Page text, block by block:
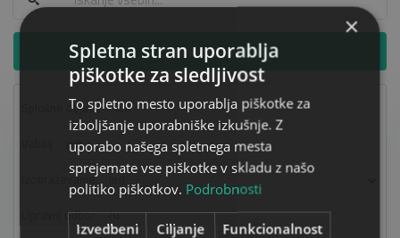
Skupine objav
Splošne objave (41)
(77)
Izobraževanje
Upravni odbor (1)
×
Spletna stran uporablja
piškotke za sledljivost
To spletno mesto uporablja piškotke za
izboljšanje uporabniške izkušnje. Z
uporabo našega spletnega mesta
sprejemate vse piškotke v skladu z našo
politiko piškotkov. Podrobnosti
Izvedbeni Ciljanje Funkcionalnost